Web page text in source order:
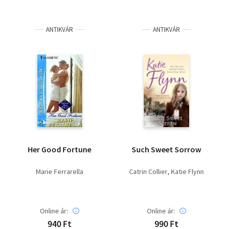
ANTIKVÁR
Her Good Fortune
Marie Ferrarella
Online ár:
940 Ft
ANTIKVÁR
Such Sweet Sorrow
Catrin Collier Katie Flynn
Online ár:
990 Ft